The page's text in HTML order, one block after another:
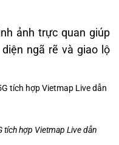
ảnh trực quan giúp
ngã rẽ và giao lộ
tích hợp Vietmap Live dẫn